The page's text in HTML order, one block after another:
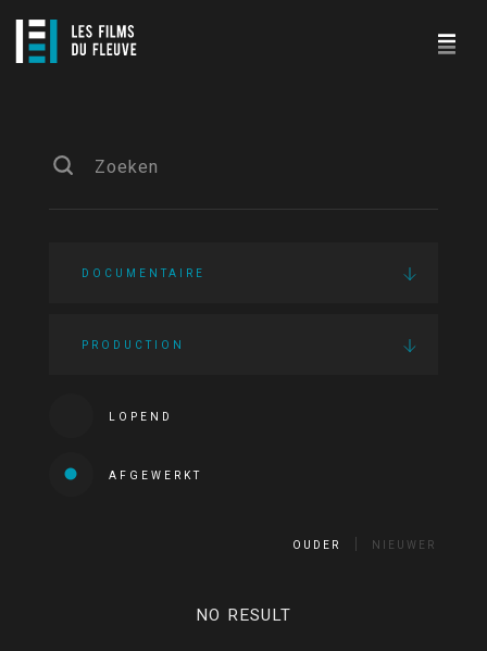
DOCUMENTAIRE
PRODUCTION
LOPEND
AFGEWERKT
OUDER NIEUWER
NO RESULT